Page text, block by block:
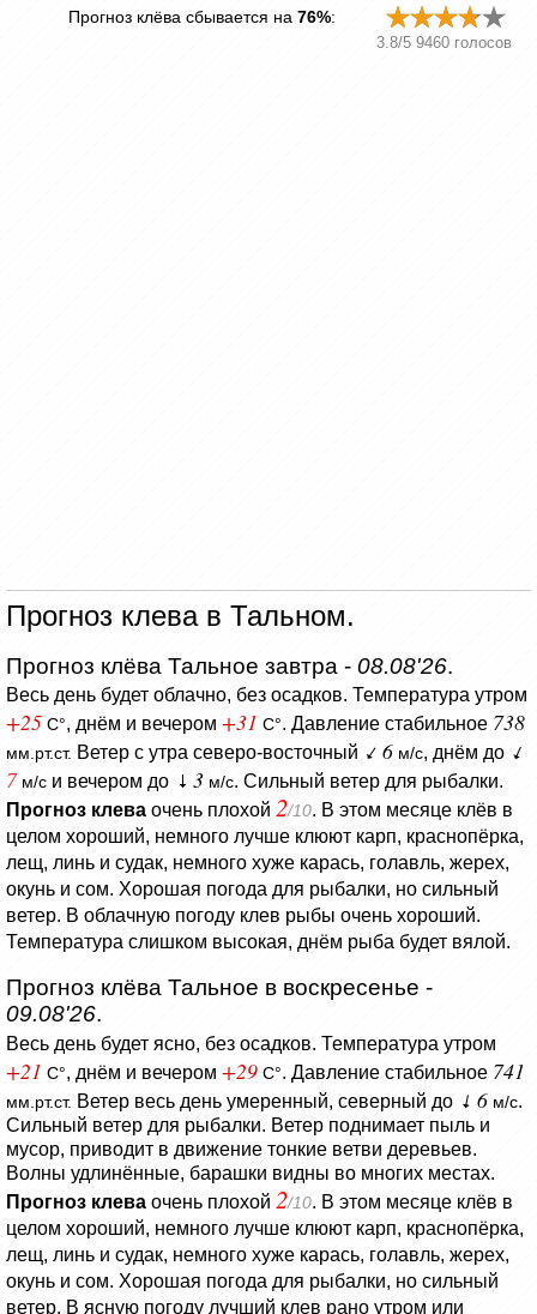
Прогноз клёва сбывается на 76%:
3.8/5 9460 голосов
Прогноз клева в Тальном.
Прогноз клёва Тальное завтра - 08.08'26.
Весь день будет облачно, без осадков. Температура утром
+25 C°, днём и вечером +31 C°. Давление стабильное 738
мм.рт.ст. Ветер с утра северо-восточный 6 м/с, днём до
7 м/с и вечером до 3 м/с. Сильный ветер для рыбалки.
Прогноз клева очень плохой 2/10. В этом месяце клёв в
целом хороший, немного лучше клюют карп, краснопёрка,
лещ, линь и судак, немного хуже карась, голавль, жерех,
окунь и сом. Хорошая погода для рыбалки, но сильный
ветер. В облачную погоду клев рыбы очень хороший.
Температура слишком высокая, днём рыба будет вялой.
Прогноз клёва Тальное в воскресенье -
09.08'26.
Весь день будет ясно, без осадков. Температура утром
+21 C°, днём и вечером +29 C°. Давление стабильное 741
мм.рт.ст. Ветер весь день умеренный, северный до 6 м/с.
Сильный ветер для рыбалки. Ветер поднимает пыль и
мусор, приводит в движение тонкие ветви деревьев.
Волны удлинённые, барашки видны во многих местах.
Прогноз клева очень плохой 2/10. В этом месяце клёв в
целом хороший, немного лучше клюют карп, краснопёрка,
лещ, линь и судак, немного хуже карась, голавль, жерех,
окунь и сом. Хорошая погода для рыбалки, но сильный
ветер. В ясную погоду лучший клев рано утром или